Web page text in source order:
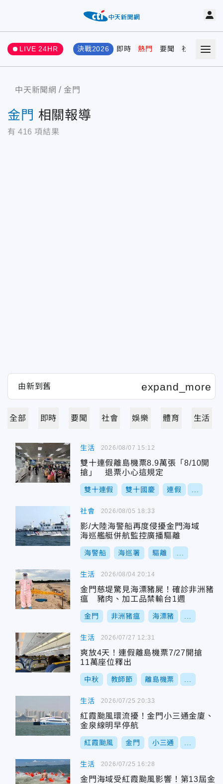
LIVE 24HR 決戰2026 即時 熱門 要聞 社會 娛樂
中天新聞網 金門
金門 相關報導
有 416 項結果
全部 即時 要聞 社會 娛樂 體育 生活
生活
雙十連假離島機票8.9萬張「8/10開
搶」 退票小心這規定
雙十連假 雙十國慶 連假
2026/08/07 15:12
社會
影/大陸海警船再度侵擾金門海域
海巡艦艇併航監控廣播驅離
海警船 海巡署 驅離
2026/08/05 18:33
生活
金門慈堤驚見海漂豬屍！確診非洲豬
瘟 豬肉、加工品禁輸台1週
金門 非洲豬瘟 海漂豬
2026/08/04 20:14
生活
爽放4天！連假離島機票7/27開搶
11萬座位釋出
中秋 教師節 離島機票
2026/07/27 12:31
生活
紅霞颱風環流擾！金門小三通金廈、
金泉線明早停航
紅霞颱風 金門 小三通
2026/07/25 20:33
生活
金門海域受紅霞颱風影響！第13屆金
2026/07/25 16:28